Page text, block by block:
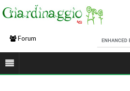
Forum